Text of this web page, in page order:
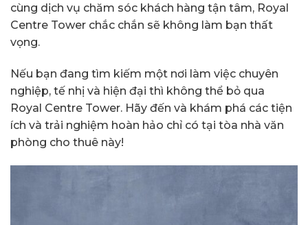
cùng dịch vụ chăm sóc khách hàng tận tâm, Royal
Centre Tower chắc chắn sẽ không làm bạn thất
vọng.
Nếu bạn đang tìm kiếm một nơi làm việc chuyên
nghiệp, tế nhị và hiện đại thì không thể bỏ qua
Royal Centre Tower. Hãy đến và khám phá các tiện
ích và trải nghiệm hoàn hảo chỉ có tại tòa nhà văn
phòng cho thuê này!